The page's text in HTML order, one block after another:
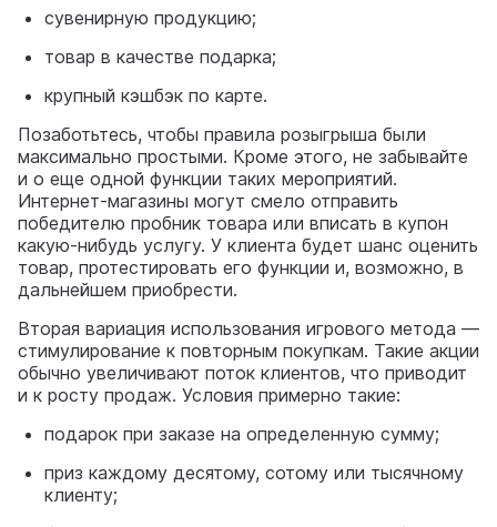
сувенирную продукцию;
товар в качестве подарка;
крупный кэшбэк по карте.
Позаботьтесь, чтобы правила розыгрыша были
максимально простыми. Кроме этого, не забывайте
и о еще одной функции таких мероприятий.
Интернет-магазины могут смело отправить
победителю пробник товара или вписать в купон
какую-нибудь услугу. У клиента будет шанс оценить
товар, протестировать его функции и, возможно, в
дальнейшем приобрести.
Вторая вариация использования игрового метода —
стимулирование к повторным покупкам. Такие акции
обычно увеличивают поток клиентов, что приводит
и к росту продаж. Условия примерно такие:
подарок при заказе на определенную сумму;
приз каждому десятому, сотому или тысячному
клиенту;